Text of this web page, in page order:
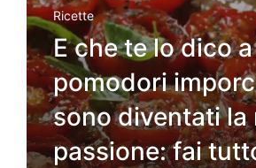
Ricette
E che te lo dico
pomodori
sono diventati la
passione: fai